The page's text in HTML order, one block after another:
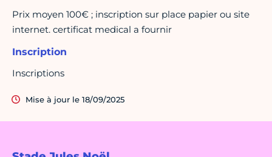
Prix moyen 100€ ; inscription sur place papier ou site
internet. certificat medical a fournir
Inscription
Inscriptions
Mise à jour le 18/09/2025